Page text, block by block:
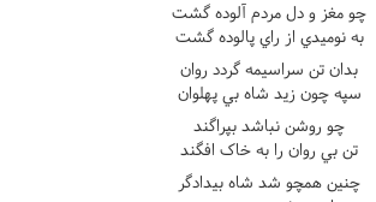
چو مغز و دل مردم آلوده گشت
به نوميدي از راي پالوده گشت
بدان تن سراسيمه گردد روان
سپه چون زيد شاه بي پهلوان
چو روشن نباشد بپراگند
تن بي روان را به خاک افگند
چنين همچو شد شاه بيدادگر